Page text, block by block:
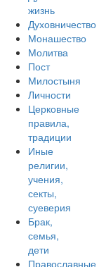
жизнь
Духовничество
Монашество
Молитва
Пост
Милостыня
Личности
Церковные
правила,
традиции
Иные
религии,
учения,
секты,
суеверия
Брак,
семья,
дети
Православные